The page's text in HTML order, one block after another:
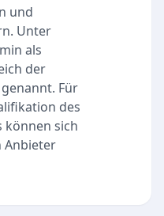
und
Unter
als
der
Für
des
können sich
Anbieter